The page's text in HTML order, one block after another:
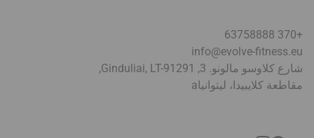
+370 63758888
info@evolve-fitness.eu
شارع كلاوسو مالونو. 3, Ginduliai, LT-91291,
مقاطعة كلايبيدا، ليتوانياa